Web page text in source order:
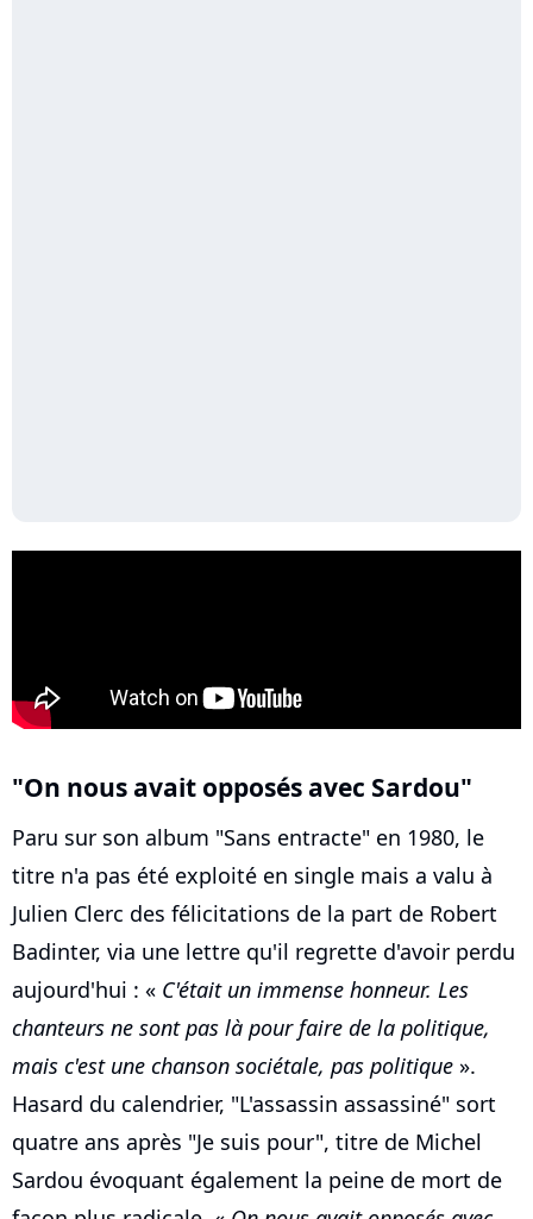
"On nous avait opposés avec Sardou"
Paru sur son album "Sans entracte" en 1980, le
titre n'a pas été exploité en single mais a valu à
Julien Clerc des félicitations de la part de Robert
Badinter, via une lettre qu'il regrette d'avoir perdu
aujourd'hui : « C'était un immense honneur. Les
chanteurs ne sont pas là pour faire de la politique,
mais c'est une chanson sociétale, pas politique ».
Hasard du calendrier, "L'assassin assassiné" sort
quatre ans après "Je suis pour", titre de Michel
Sardou évoquant également la peine de mort de